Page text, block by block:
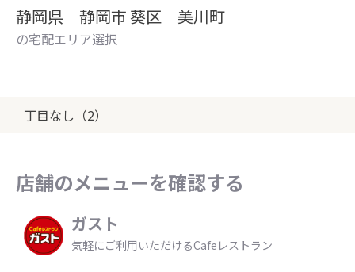
静岡県 静岡市 葵区 美川町
の宅配エリア選択
丁目なし（2）
店舗のメニューを確認する
ガスト
気軽にご利用いただけるCafeレストラン